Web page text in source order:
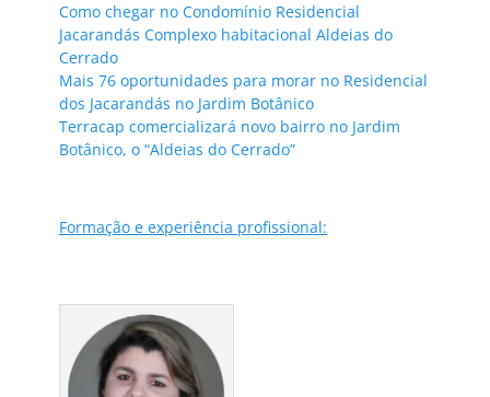
Como chegar no Condomínio Residencial
Jacarandás Complexo habitacional Aldeias do
Cerrado
Mais 76 oportunidades para morar no Residencial
dos Jacarandás no Jardim Botânico
Terracap comercializará novo bairro no Jardim
Botânico, o “Aldeias do Cerrado”
Formação e experiência profissional: